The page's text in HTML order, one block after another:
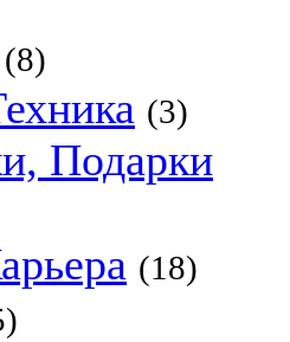
(8)
(3)
Подарки
(18)